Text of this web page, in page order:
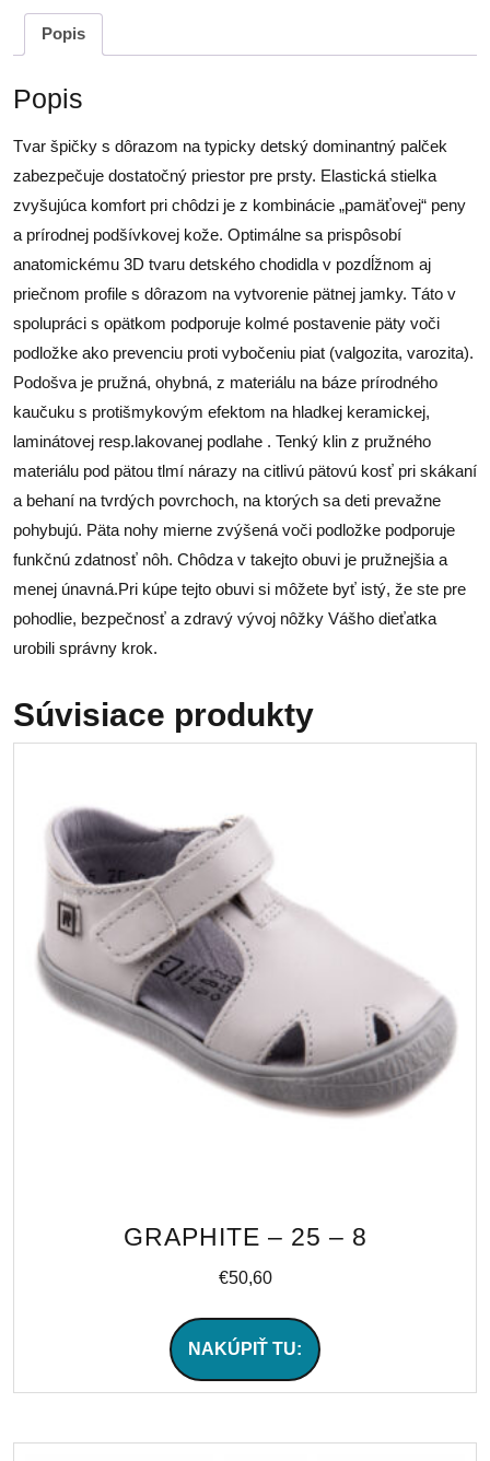
Popis
Popis
Tvar špičky s dôrazom na typicky detský dominantný palček
zabezpečuje dostatočný priestor pre prsty. Elastická stielka
zvyšujúca komfort pri chôdzi je z kombinácie „pamäťovej“ peny
a prírodnej podšívkovej kože. Optimálne sa prispôsobí
anatomickému 3D tvaru detského chodidla v pozdĺžnom aj
priečnom profile s dôrazom na vytvorenie pätnej jamky. Táto v
spolupráci s opätkom podporuje kolmé postavenie päty voči
podložke ako prevenciu proti vybočeniu piat (valgozita, varozita).
Podošva je pružná, ohybná, z materiálu na báze prírodného
kaučuku s protišmykovým efektom na hladkej keramickej,
laminátovej resp.lakovanej podlahe . Tenký klin z pružného
materiálu pod pätou tlmí nárazy na citlivú pätovú kosť pri skákaní
a behaní na tvrdých povrchoch, na ktorých sa deti prevažne
pohybujú. Päta nohy mierne zvýšená voči podložke podporuje
funkčnú zdatnosť nôh. Chôdza v takejto obuvi je pružnejšia a
menej únavná.Pri kúpe tejto obuvi si môžete byť istý, že ste pre
pohodlie, bezpečnosť a zdravý vývoj nôžky Vášho dieťatka
urobili správny krok.
Súvisiace produkty
GRAPHITE – 25 – 8
€50,60
NAKÚPIŤ TU: